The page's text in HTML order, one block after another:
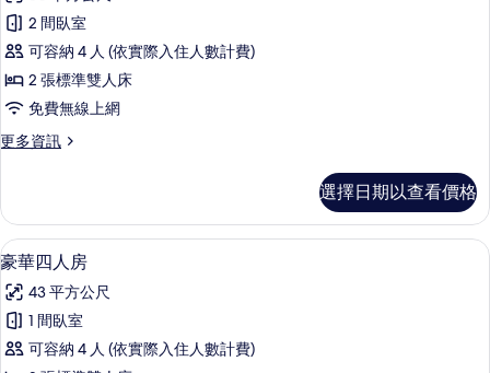
情
雙
臥
室
套
的
有
相
片
2 間臥室
可容納 4 人 (依實際入住人數計費)
2 張標準雙人床
免費無線上網
更多資訊
更
室
套
房
詳
情
選擇日期以查看價格
顯
示
豪
華
四
6
豪華四人房
43 平方公尺
1 間臥室
可容納 4 人 (依實際入住人數計費)